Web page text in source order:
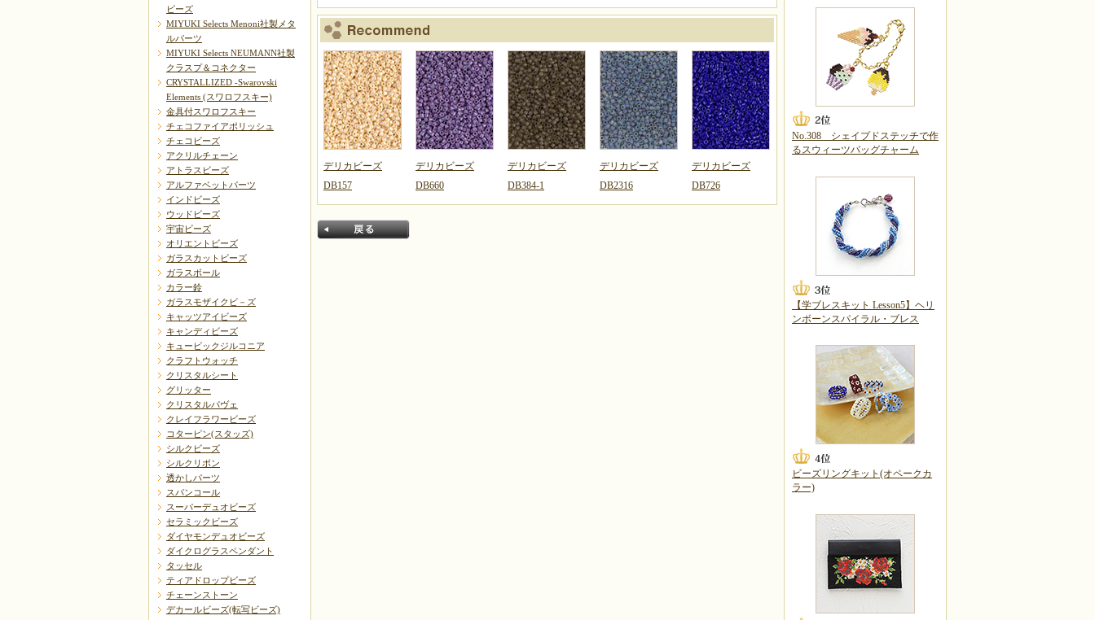
デリカビーズ
DB157
デリカビーズ
DB660
デリカビーズ
DB384-1
デリカビーズ
DB2316
デリカビーズ
DB726
ビーズ
MIYUKI Selects Menoni社製メタ
ルパーツ
MIYUKI Selects NEUMANN社製
クラスプ＆コネクター
CRYSTALLIZED -Swarovski
Elements (スワロフスキー)
金具付スワロフスキー
チェコファイアポリッシュ
チェコビーズ
アクリルチェーン
アトラスビーズ
アルファベットパーツ
インドビーズ
ウッドビーズ
宇宙ビーズ
オリエントビーズ
ガラスカットビーズ
ガラスボール
カラー鈴
ガラスモザイクビ－ズ
キャッツアイビーズ
キャンディビーズ
キュービックジルコニア
クラフトウォッチ
クリスタルシート
グリッター
クリスタルパヴェ
クレイフラワービーズ
コターピン(スタッズ)
シルクビーズ
シルクリボン
透かしパーツ
スパンコール
スーパーデュオビーズ
セラミックビーズ
ダイヤモンデュオビーズ
ダイクログラスペンダント
タッセル
ティアドロップビーズ
チェーンストーン
デカールビーズ(転写ビーズ)
No.308 シェイプドステッチで作
るスウィーツバッグチャーム
【学ブレスキット Lesson5】ヘリ
ンボーンスパイラル・ブレス
ビーズリングキット(オペークカ
ラー)